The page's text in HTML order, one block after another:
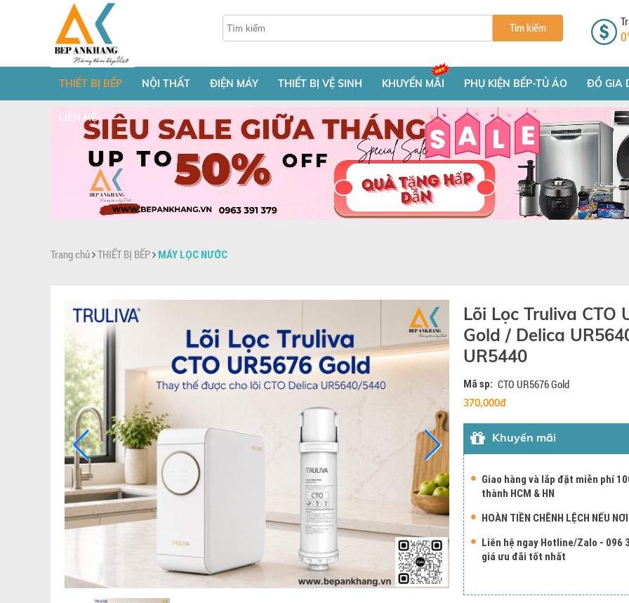
Tìm kiếm
THIẾT BỊ BẾP NỘI THẤT ĐIỆN MÁY THIẾT BỊ VỆ SINH KHUYẾN MÃI PHỤ KIỆN BẾP-TỦ ÁO ĐỒ GIA
LIÊN HỆ
Trang chủ THIẾT BỊ BẾP MÁY LỌC NƯỚC
Lõi Lọc Truliva CTO
Gold / Delica
UR5440
Mã sp: CTO UR5676 Gold
370,000đ
Khuyến mãi
Giao hàng và lắp đặt miễn phí
thành HCM & HN
HOÀN TIỀN CHÊNH LỆCH NẾU
Liên hệ ngay Hotline/Zalo - 096
giá ưu đãi tốt nhất